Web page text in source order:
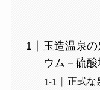
玉造温泉
ウム－硫酸
正式な